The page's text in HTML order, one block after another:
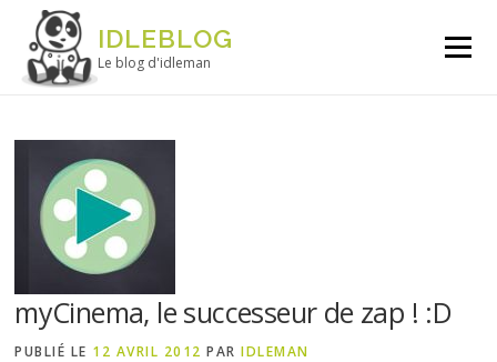
Aller au contenu
IDLEBLOG
Le blog d'idleman
Menu
myCinema, le successeur de zap ! :D
PUBLIÉ LE 12 AVRIL 2012 PARIDLEMAN